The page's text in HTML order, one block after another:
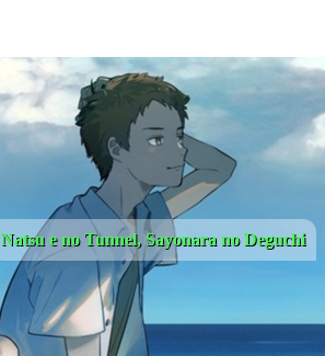
Natsu e no Tunnel, Sayonara no Deguchi